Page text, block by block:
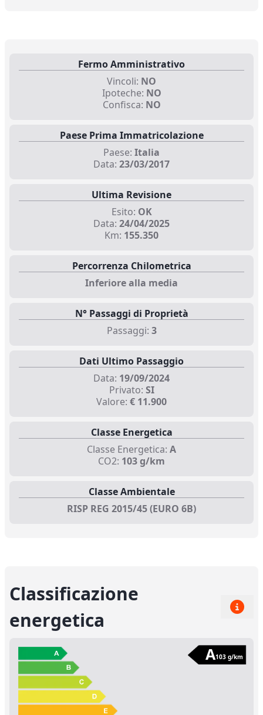
Fermo Amministrativo
Vincoli: NO
Ipoteche: NO
Confisca: NO
Paese Prima Immatricolazione
Paese: Italia
Data: 23/03/2017
Ultima Revisione
Esito: OK
Data: 24/04/2025
Km: 155.350
Percorrenza Chilometrica
Inferiore alla media
N° Passaggi di Proprietà
Passaggi: 3
Dati Ultimo Passaggio
Data: 19/09/2024
Privato: SI
Valore: € 11.900
Classe Energetica
Classe Energetica: A
CO2: 103 g/km
Classe Ambientale
RISP REG 2015/45 (EURO 6B)
Classificazione
energetica
A103 g/km